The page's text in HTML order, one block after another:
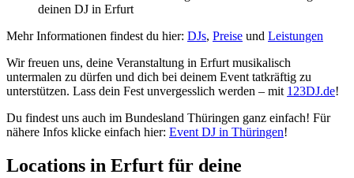
deinen DJ in Erfurt
Mehr Informationen findest du hier: DJs, Preise und Leistungen
Wir freuen uns, deine Veranstaltung in Erfurt musikalisch
untermalen zu dürfen und dich bei deinem Event tatkräftig zu
unterstützen. Lass dein Fest unvergesslich werden – mit 123DJ.de!
Du findest uns auch im Bundesland Thüringen ganz einfach! Für
nähere Infos klicke einfach hier: Event DJ in Thüringen!
Locations in Erfurt für deine